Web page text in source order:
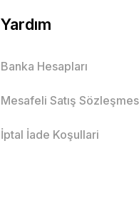
Yardım
Banka Hesapları
Mesafeli Satış
İptal İade Koşullari